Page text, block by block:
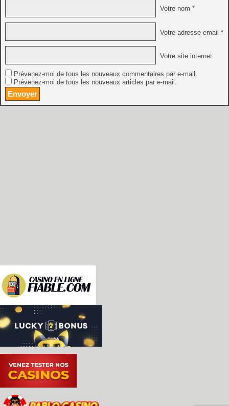
Votre nom *
Votre adresse email *
Votre site internet
Prévenez-moi de tous les nouveaux commentaires par e-mail.
Prévenez-moi de tous les nouveaux articles par e-mail.